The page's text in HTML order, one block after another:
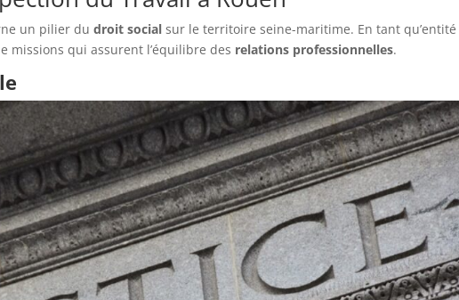
un pilier dudroit social sur le territoire seine-maritime. En tant qu’entité
missions qui assurent l’équilibre des relations professionnelles.